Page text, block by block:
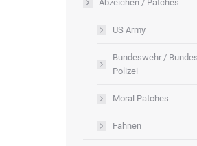
Abzeichen / Patches
US Army
Bundeswehr /
Polizei
Moral Patches
Fahnen